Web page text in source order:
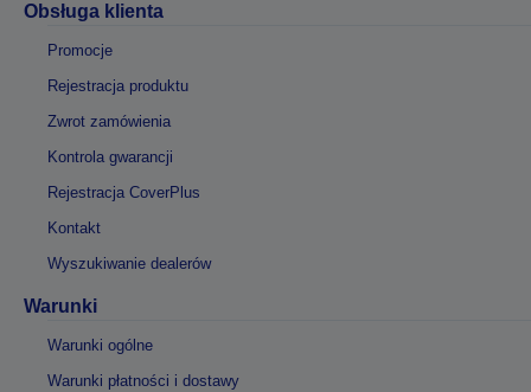
Obsługa klienta
Promocje
Rejestracja produktu
Zwrot zamówienia
Kontrola gwarancji
Rejestracja CoverPlus
Kontakt
Wyszukiwanie dealerów
Warunki
Warunki ogólne
Warunki płatności i dostawy